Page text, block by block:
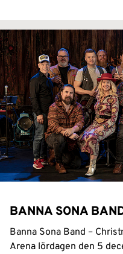
BANNA SONA
Banna Sona Band –
Arena lördagen den 5